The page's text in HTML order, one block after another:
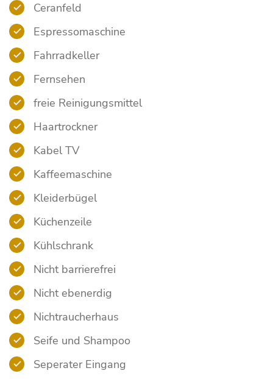
Ceranfeld
Espressomaschine
Fahrradkeller
Fernsehen
freie Reinigungsmittel
Haartrockner
Kabel TV
Kaffeemaschine
Kleiderbügel
Küchenzeile
Kühlschrank
Nicht barrierefrei
Nicht ebenerdig
Nichtraucherhaus
Seife und Shampoo
Seperater Eingang